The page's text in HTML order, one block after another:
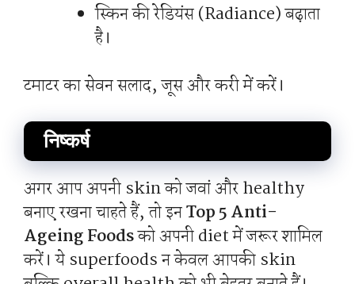
स्किन की रेडियंस (Radiance) बढ़ाता
है।
टमाटर का सेवन सलाद, जूस और करी में करें।
निष्कर्ष
अगर आप अपनी skin को जवां और healthy
बनाए रखना चाहते हैं, तो इनTop 5 Anti-
Ageing Foodsको अपनी diet में जरूर शामिल
करें। ये superfoods न केवल आपकी skin